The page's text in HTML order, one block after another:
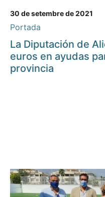
30 de setembre de 2021
Portada
La Diputación de
euros en ayudas
provincia